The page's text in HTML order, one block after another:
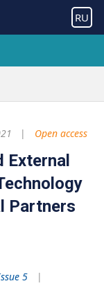
RU
Open access
Partners
5